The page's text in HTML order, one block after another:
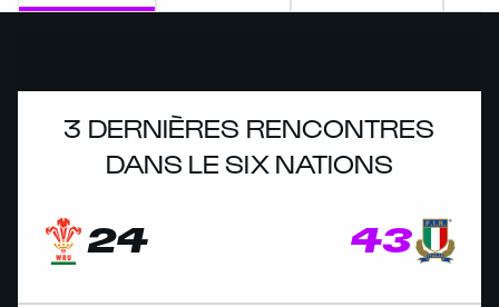
3 DERNIÈRES RENCONTRES
DANS LE SIX NATIONS
24 43